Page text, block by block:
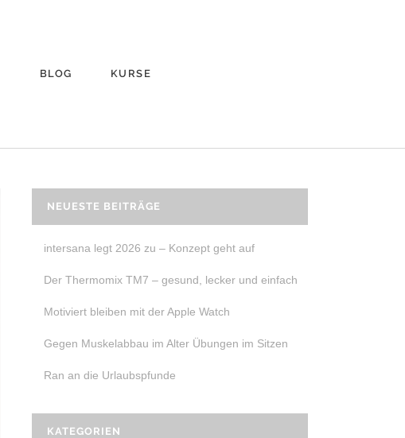
BLOG KURSE
NEUESTE BEITRÄGE
intersana legt 2026 zu – Konzept geht auf
Der Thermomix TM7 – gesund, lecker und einfach
Motiviert bleiben mit der Apple Watch
Gegen Muskelabbau im Alter Übungen im Sitzen
Ran an die Urlaubspfunde
KATEGORIEN